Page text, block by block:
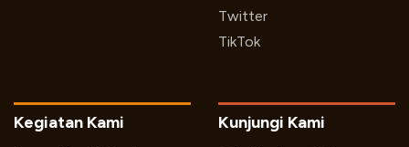
Twitter
TikTok
Kegiatan Kami Kunjungi Kami